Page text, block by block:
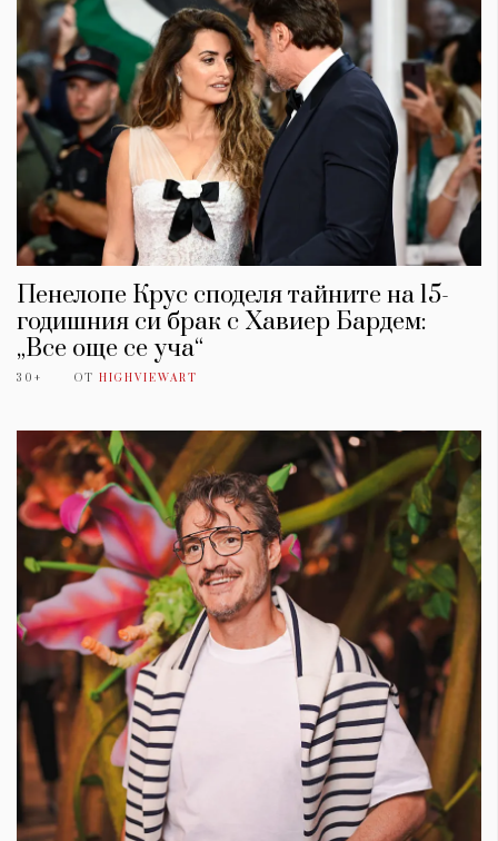
Пенелопе Крус споделя тайните на 15-
годишния си брак с Хавиер Бардем:
„Все още се уча“
30+ ОТ HIGHVIEWART